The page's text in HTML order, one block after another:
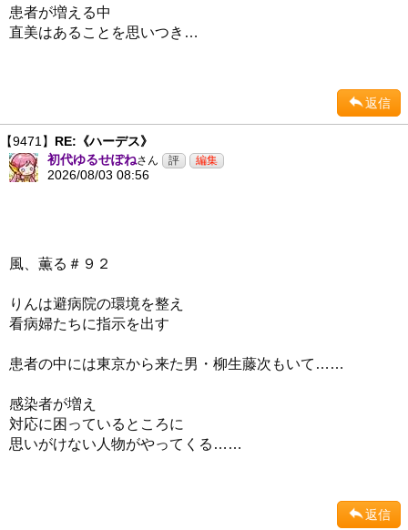
患者が増える中
直美はあることを思いつき…
返信
【9471】 RE:《ハーデス》
初代ゆるせぽねさん
2026/08/03 08:56
風、薫る＃９２
りんは避病院の環境を整え
看病婦たちに指示を出す
患者の中には東京から来た男・柳生藤次もいて……
感染者が増え
対応に困っているところに
思いがけない人物がやってくる……
返信